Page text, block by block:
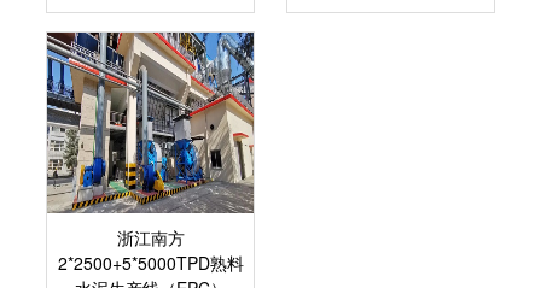
浙江南方
2*2500+5*5000TPD熟料